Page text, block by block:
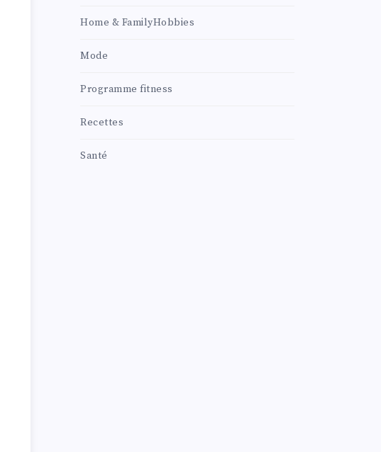
Home & FamilyHobbies
Mode
Programme fitness
Recettes
Santé